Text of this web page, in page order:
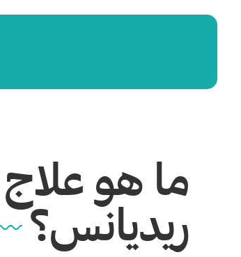
ما هو علاج
ريديانس؟